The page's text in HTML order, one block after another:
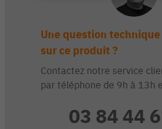
Une question technique
sur ce produit ?
Contactez notre service
par téléphone de 9h à 13h
03 84 44